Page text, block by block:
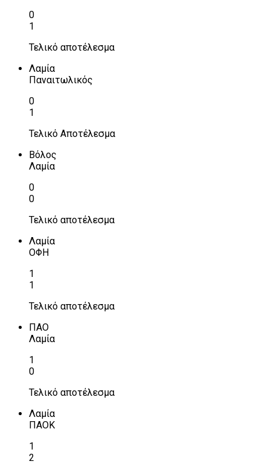
0
1
Τελικό αποτέλεσμα
Λαμία
Παναιτωλικός
0
1
Τελικό Αποτέλεσμα
Βόλος
Λαμία
0
0
Τελικό αποτέλεσμα
Λαμία
ΟΦΗ
1
1
Τελικό αποτέλεσμα
ΠΑΟ
Λαμία
1
0
Τελικό αποτέλεσμα
Λαμία
ΠΑΟΚ
1
2